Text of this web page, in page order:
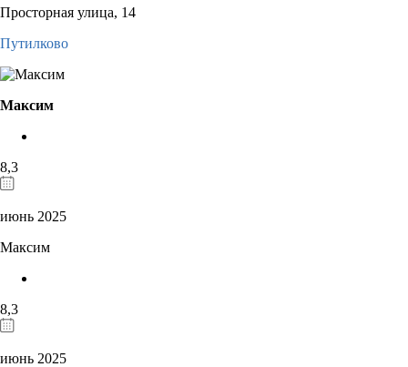
Просторная улица, 14
Путилково
Максим
8,3
июнь 2025
Максим
8,3
июнь 2025